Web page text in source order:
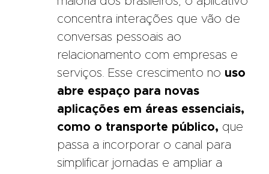
concentra interações que vão de
conversas pessoais ao
relacionamento com empresas e
serviços. Esse crescimento no uso
abre espaço para novas
aplicações em áreas essenciais,
como o transporte público, que
passa a incorporar o canal para
simplificar jornadas e ampliar a